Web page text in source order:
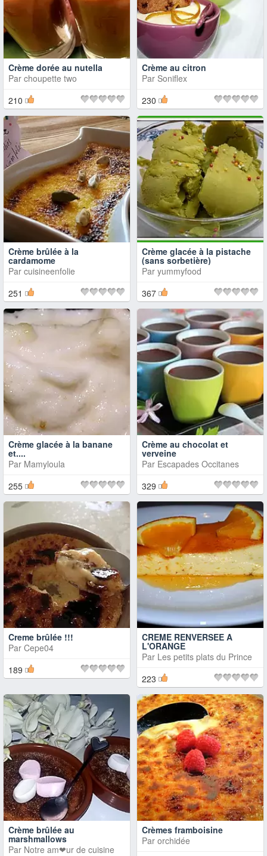
Crème dorée au nutella
Par choupette two
210
Crème au citron
Par Soniflex
230
Crème brûlée à la
cardamome
Par cuisineenfolie
251
Crème glacée à la pistache
(sans sorbetière)
Par yummyfood
367
Crème glacée à la banane
et....
Par Mamyloula
255
Crème au chocolat et
verveine
Par Escapades Occitanes
329
Creme brûlée !!!
Par Cepe04
189
CREME RENVERSEE A
L'ORANGE
Par Les petits plats du Prince
223
Crème brûlée au
marshmallows
Par Notre am❤ur de cuisine
Crèmes framboisine
Par orchidée